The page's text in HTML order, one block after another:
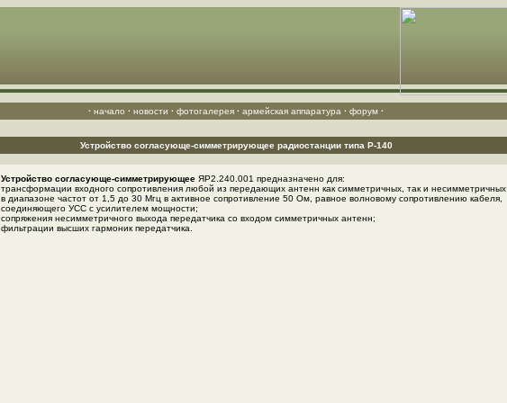
· начало · новости · фотогалерея · армейская аппаратура · форум ·
Устройство согласующе-симметрирующее радиостанции типа Р-140
Устройство согласующе-симметрирующее ЯР2.240.001 предназначено для:
трансформации входного сопротивления любой из передающих антенн как симметричных, так и несимметричных
в диапазоне частот от 1,5 до 30 Мгц в активное сопротивление 50 Ом, равное волновому сопротивлению кабеля,
соединяющего УСС с усилителем мощности;
сопряжения несимметричного выхода передатчика со входом симметричных антенн;
фильтрации высших гармоник передатчика.